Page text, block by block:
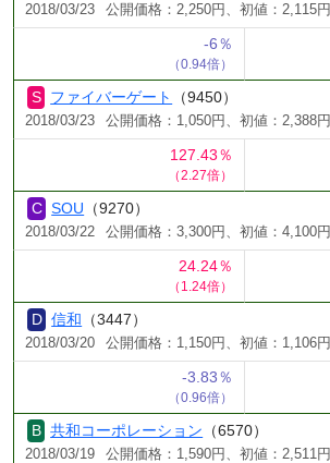
2018/03/23 公開価格：2,250円、初値：2,115円
-6％
（0.94倍）
ファイバーゲート （9450）
2018/03/23 公開価格：1,050円、初値：2,388円
127.43％
（2.27倍）
SOU （9270）
2018/03/22 公開価格：3,300円、初値：4,100円
24.24％
（1.24倍）
信和 （3447）
2018/03/20 公開価格：1,150円、初値：1,106円
-3.83％
（0.96倍）
共和コーポレーション （6570）
2018/03/19 公開価格：1,590円、初値：2,511円